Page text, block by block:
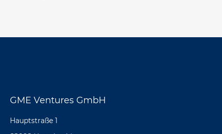
GME Ventures GmbH
Hauptstraße 1